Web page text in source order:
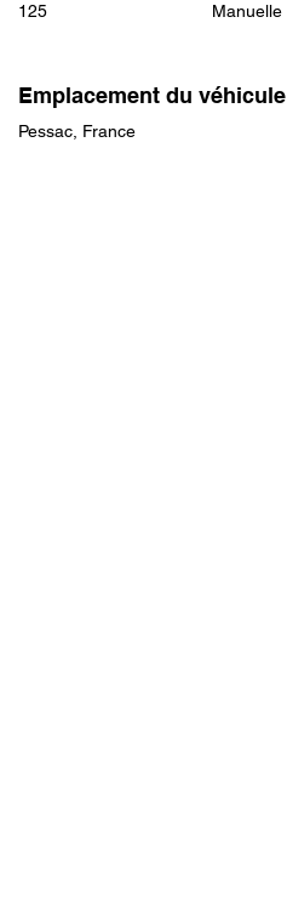
125
Manuelle
Emplacement du véhicule
Pessac, France